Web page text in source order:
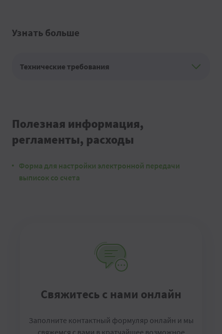
Узнать больше
Технические требования
Полезная информация,
регламенты, расходы
Форма для настройки электронной передачи
выписок со счета
Свяжитесь с нами онлайн
Заполните контактный формуляр онлайн и мы
свяжемся с вами в кратчайшее возможное